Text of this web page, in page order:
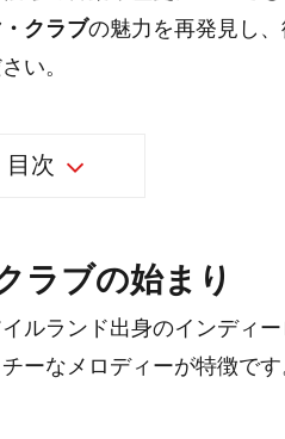
クラブの魅力を再発見し
い。
目次
ラブの始まり
ルランド出身のインディー
ーなメロディーが特徴で